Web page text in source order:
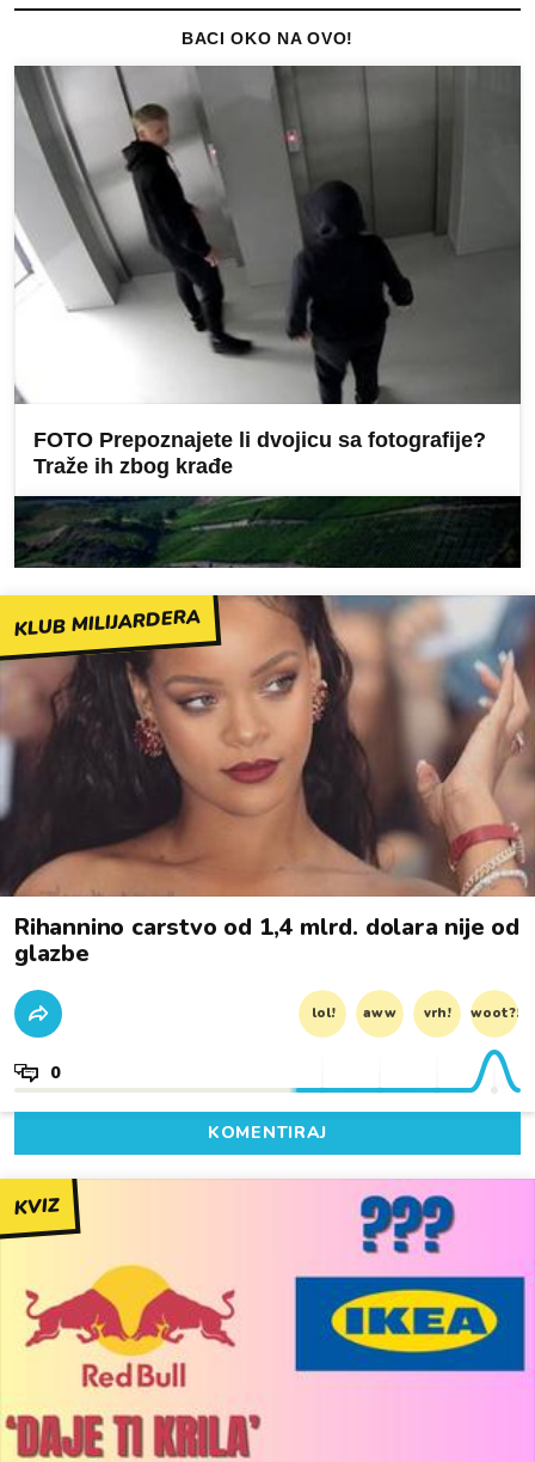
KLUB MILIJARDERA
Rihannino carstvo od 1,4 mlrd. dolara nije od
glazbe
lol! aww vrh! woot?!
0
KOMENTIRAJ
KVIZ